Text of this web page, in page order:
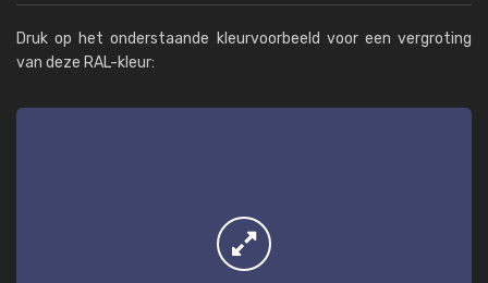
Druk op het onderstaande kleurvoorbeeld voor een vergroting
van deze RAL-kleur: